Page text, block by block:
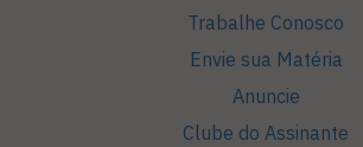
Trabalhe Conosco
Envie sua Matéria
Anuncie
Clube do Assinante